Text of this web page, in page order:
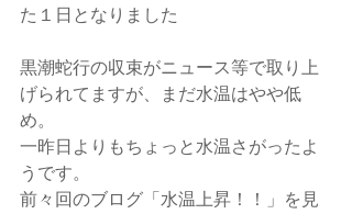
た１日となりました
黒潮蛇行の収束がニュース等で取り上
げられてますが、まだ水温はやや低
め。
一昨日よりもちょっと水温さがったよ
うです。
前々回のブログ「水温上昇！！」を見